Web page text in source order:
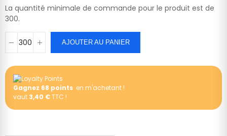
La quantité minimale de commande pour le produit est de
300.
AJOUTER AU PANIER
Gagnez 68 points en m'achetant !
vaut 3,40 €TTC !